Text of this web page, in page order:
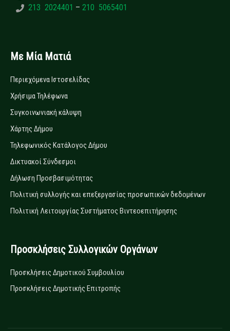
213 2024401 – 210 5065401
Με Μία Ματιά
Περιεχόμενα Ιστοσελίδας
Χρήσιμα Τηλέφωνα
Συγκοινωνιακή κάλυψη
Χάρτης Δήμου
Τηλεφωνικός Κατάλογος Δήμου
Δικτυακοί Σύνδεσμοι
Δήλωση Προσβασιμότητας
Πολιτική συλλογής και επεξεργασίας προσωπικών δεδομένων
Πολιτική Λειτουργίας Συστήματος Βιντεοεπιτήρησης
Προσκλήσεις Συλλογικών Οργάνων
Προσκλήσεις Δημοτικού Συμβουλίου
Προσκλήσεις Δημοτικής Επιτροπής